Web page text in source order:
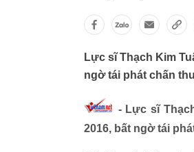
Lực sĩ Thạch Kim
ngờ tái phát chấn
- Lực sĩ
2016, bất ngờ tái